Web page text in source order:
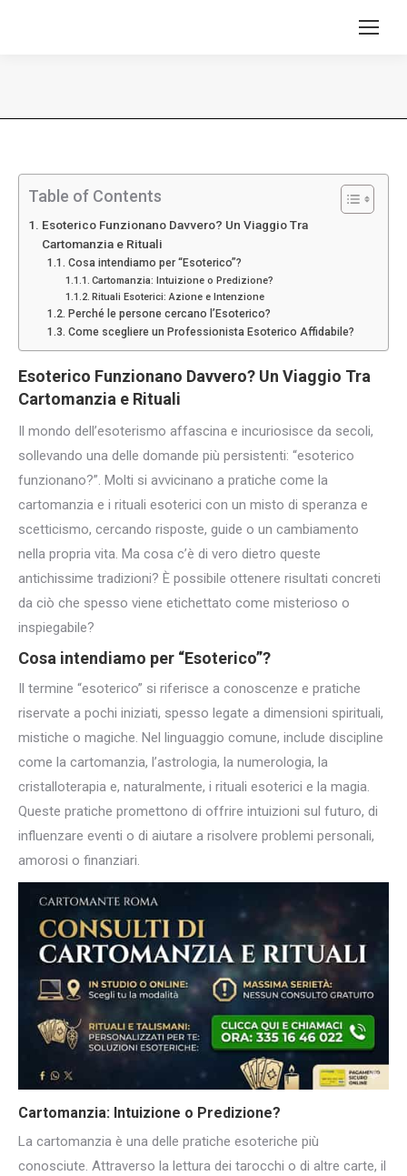
Table of Contents
Esoterico Funzionano Davvero? Un Viaggio Tra
Cartomanzia e Rituali
Cosa intendiamo per “Esoterico”?
Cartomanzia: Intuizione o Predizione?
Rituali Esoterici: Azione e Intenzione
Perché le persone cercano l’Esoterico?
Come scegliere un Professionista Esoterico Affidabile?
Esoterico Funzionano Davvero? Un Viaggio Tra
Cartomanzia e Rituali
Il mondo dell’esoterismo affascina e incuriosisce da secoli,
sollevando una delle domande più persistenti: “esoterico
funzionano?”. Molti si avvicinano a pratiche come la
cartomanzia e i rituali esoterici con un misto di speranza e
scetticismo, cercando risposte, guide o un cambiamento
nella propria vita. Ma cosa c’è di vero dietro queste
antichissime tradizioni? È possibile ottenere risultati concreti
da ciò che spesso viene etichettato come misterioso o
inspiegabile?
Cosa intendiamo per “Esoterico”?
Il termine “esoterico” si riferisce a conoscenze e pratiche
riservate a pochi iniziati, spesso legate a dimensioni spirituali,
mistiche o magiche. Nel linguaggio comune, include discipline
come la cartomanzia, l’astrologia, la numerologia, la
cristalloterapia e, naturalmente, i rituali esoterici e la magia.
Queste pratiche promettono di offrire intuizioni sul futuro, di
influenzare eventi o di aiutare a risolvere problemi personali,
amorosi o finanziari.
Cartomanzia: Intuizione o Predizione?
La cartomanzia è una delle pratiche esoteriche più
conosciute. Attraverso la lettura dei tarocchi o di altre carte, il